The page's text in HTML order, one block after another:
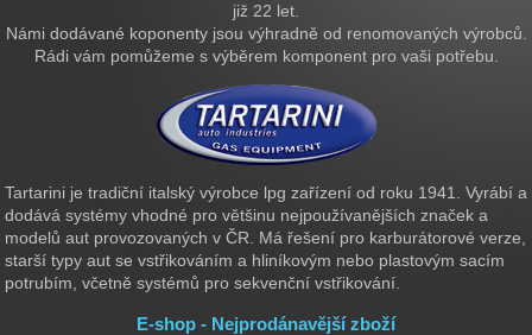
již 22 let.
Námi dodávané koponenty jsou výhradně od renomovaných výrobců.
Rádi vám pomůžeme s výběrem komponent pro vaši potřebu.
Tartarini je tradiční italský výrobce lpg zařízení od roku 1941. Vyrábí a
dodává systémy vhodné pro většinu nejpoužívanějších značek a
modelů aut provozovaných v ČR. Má řešení pro karburátorové verze,
starší typy aut se vstřikováním a hliníkovým nebo plastovým sacím
potrubím, včetně systémů pro sekvenční vstřikování.
E-shop - Nejprodánavější zboží